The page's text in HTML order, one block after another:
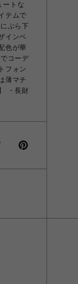
ートな
テムで
ぶら下
インベ
色が華
コーデ
フォン
薄マチ
・長財